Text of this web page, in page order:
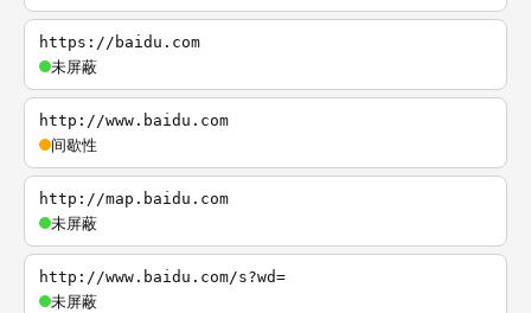
https://baidu.com
未屏蔽
http://www.baidu.com
间歇性
http://map.baidu.com
未屏蔽
http://www.baidu.com/s?wd=
未屏蔽